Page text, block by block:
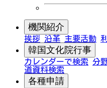
機関紹介
挨拶 沿革 主要活動
韓国文化院行事
カレンダーで検索 分
道資料検索
各種申請